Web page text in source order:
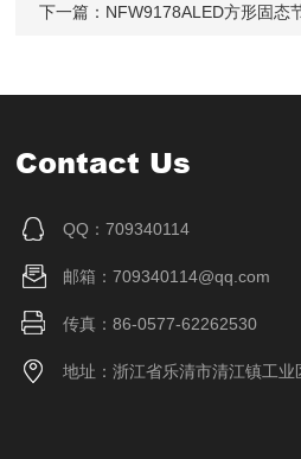
下一篇： NFW9178ALED方形固态节能
Contact Us
QQ：709340114
邮箱：709340114@qq.com
传真：86-0577-62262530
地址：浙江省乐清市清江镇工业